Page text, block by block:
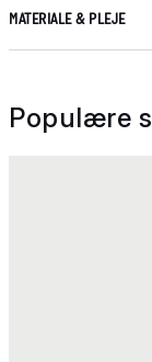
MATERIALE & PLEJE
Populære